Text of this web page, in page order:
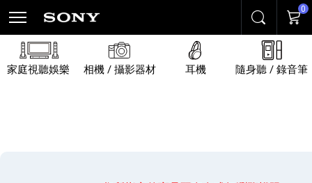
搜尋 購物
0
家庭視聽娛樂 相機 / 攝影器材 耳機 隨身聽 / 錄音筆